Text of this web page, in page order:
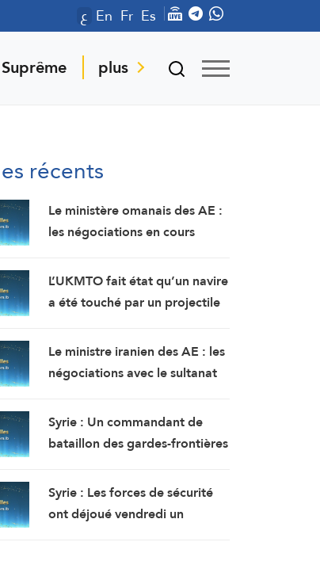
ع En Fr Es
plus
récents
Le ministère omanais des AE :
les négociations en cours
navigation dans le détroit
d’Ormuz se déroulent dans
une atmosphère positive et
L’UKMTO fait état qu’un navire
a été touché par un projectile
nautiques à l’est de Khasab,
dans le sultanat d’Oman.
L’incendie y a été maîtrisé.
Le ministre iranien des AE : les
négociations avec le sultanat
Compte tenu des difficultés
techniques, des travaux sont
en cours pour définir une voie
accord définitif est imminent.
Syrie : Un commandant de
bataillon des gardes-frontières
blessés dans une embuscade à
l’est de Deir Ezzor au nord-
ouest du pays.
Syrie : Les forces de sécurité
ont déjoué vendredi un